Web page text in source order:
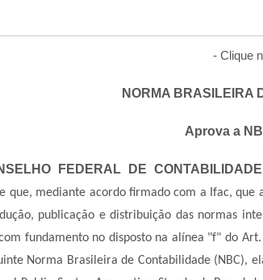
- Clique
NORMA BRASILEIRA
Aprova a
FEDERAL DE CONTABILIDADE
que, mediante acordo firmado com a Ifac, que
publicação e distribuição das normas
fundamento no disposto na alínea "f" do Art.
Norma Brasileira de Contabilidade (NBC),